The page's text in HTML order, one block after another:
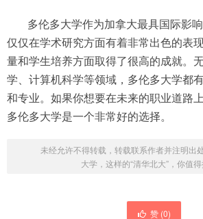
多伦多大学作为加拿大最具国际影
仅仅在学术研究方面有着非常出色的表
量和学生培养方面取得了很高的成就。
学、计算机科学等领域，多伦多大学都
和专业。如果你想要在未来的职业道路
多伦多大学是一个非常好的选择。
未经允许不得转载，转载联系作者并注明出
大学，这样的“清华北大”，你值得
赞 (0)